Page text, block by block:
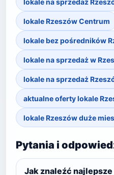
lokale Rzeszów Centrum
lokale bez pośredników
lokale na sprzedaż w
lokale na sprzedaż
aktualne oferty lokale
lokale Rzeszów duże
Pytania i
Jak znaleźć